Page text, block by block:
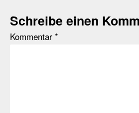
Schreibe einen
Kommentar *